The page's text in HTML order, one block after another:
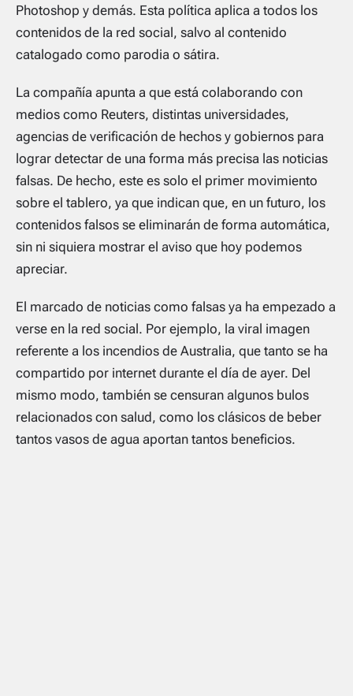
Photoshop y demás. Esta política aplica a todos los
contenidos de la red social, salvo al contenido
catalogado como parodia o sátira.
La compañía apunta a que está colaborando con
medios como Reuters, distintas universidades,
agencias de verificación de hechos y gobiernos para
lograr detectar de una forma más precisa las noticias
falsas. De hecho, este es solo el primer movimiento
sobre el tablero, ya que indican que, en un futuro, los
contenidos falsos se eliminarán de forma automática,
sin ni siquiera mostrar el aviso que hoy podemos
apreciar.
El marcado de noticias como falsas ya ha empezado a
verse en la red social. Por ejemplo, la viral imagen
referente a los incendios de Australia, que tanto se ha
compartido por internet durante el día de ayer. Del
mismo modo, también se censuran algunos bulos
relacionados con salud, como los clásicos de beber
tantos vasos de agua aportan tantos beneficios.